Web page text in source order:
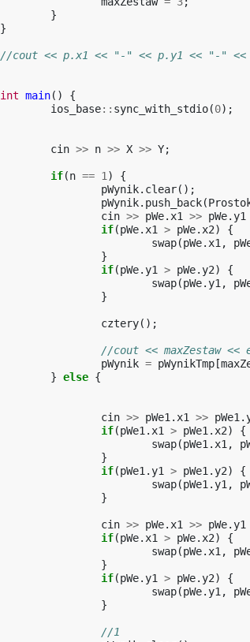
}
}
//cout << p.x1 << "-" << p.y1 << "-"
int main()
{
ios_base:: sync_with_stdio(0);
cin >> n >> X >> Y;
if(n == 1 )
{
pWynik. clear();
pWynik. push_back(
cin >> pWe. x1 >> pWe.y1
if(pWe. x1 > pWe. x2)
{
swap(pWe. x1 ,
}
if(pWe.y1 > pWe.y2)
{
swap(pWe.y1 ,
}
cztery();
//cout << maxZestaw <<
pWynik = pWynikTmp [
} else {
cin >> pWe1 . x1 >> pWe1 .
if(pWe1 . x1 > pWe1 . x2)
{
swap(pWe1 . x1 ,
}
if(pWe1 .y1 > pWe1 .y2)
{
swap(pWe1 .y1 ,
}
cin >> pWe. x1 >> pWe.y1
if(pWe. x1 > pWe. x2)
{
swap(pWe. x1 ,
}
if(pWe.y1 > pWe.y2)
{
swap(pWe.y1 ,
}
//1